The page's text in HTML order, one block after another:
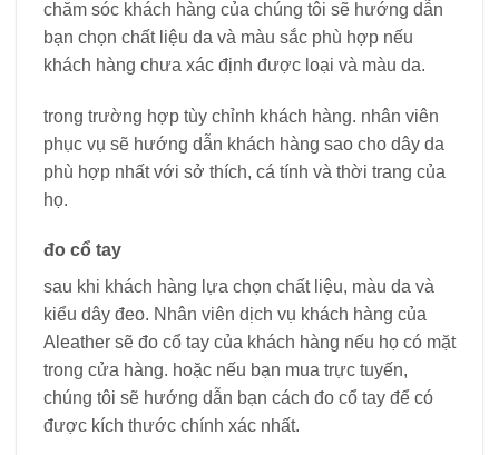
chăm sóc khách hàng của chúng tôi sẽ hướng dẫn
bạn chọn chất liệu da và màu sắc phù hợp nếu
khách hàng chưa xác định được loại và màu da.
trong trường hợp tùy chỉnh khách hàng. nhân viên
phục vụ sẽ hướng dẫn khách hàng sao cho dây da
phù hợp nhất với sở thích, cá tính và thời trang của
họ.
đo cổ tay
sau khi khách hàng lựa chọn chất liệu, màu da và
kiểu dây đeo. Nhân viên dịch vụ khách hàng của
Aleather sẽ đo cổ tay của khách hàng nếu họ có mặt
trong cửa hàng. hoặc nếu bạn mua trực tuyến,
chúng tôi sẽ hướng dẫn bạn cách đo cổ tay để có
được kích thước chính xác nhất.